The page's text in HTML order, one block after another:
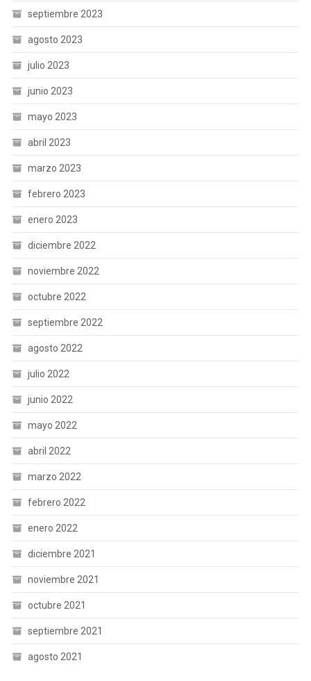
septiembre 2023
agosto 2023
julio 2023
junio 2023
mayo 2023
abril 2023
marzo 2023
febrero 2023
enero 2023
diciembre 2022
noviembre 2022
octubre 2022
septiembre 2022
agosto 2022
julio 2022
junio 2022
mayo 2022
abril 2022
marzo 2022
febrero 2022
enero 2022
diciembre 2021
noviembre 2021
octubre 2021
septiembre 2021
agosto 2021